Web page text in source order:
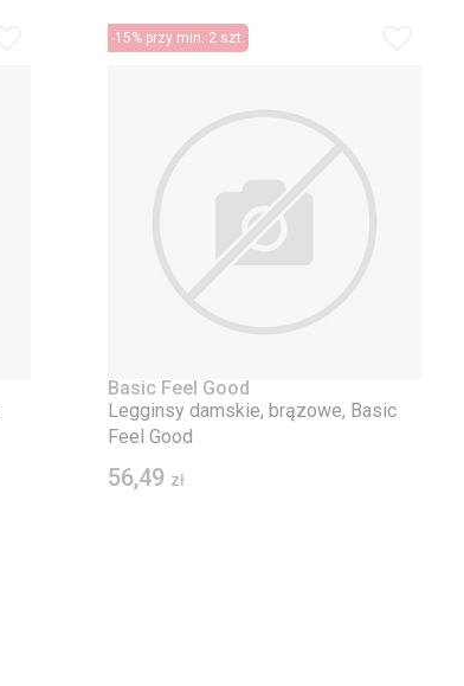
-15% przy min. 2 szt.
Basic Feel Good
Legginsy damskie, brązowe, Basic
Feel Good
56,49 zł